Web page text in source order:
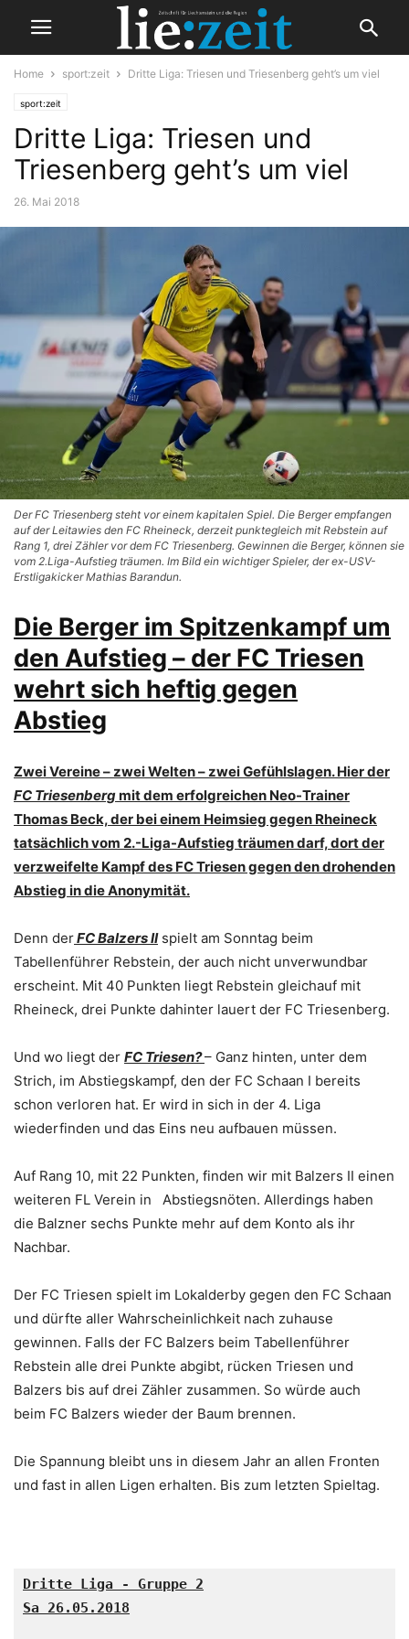
Home sport:zeit Dritte Liga: Triesen und Triesenberg geht’s um viel
sport:zeit
Dritte Liga: Triesen und
Triesenberg geht’s um viel
26. Mai 2018
Der FC Triesenberg steht vor einem kapitalen Spiel. Die Berger empfangen
auf der Leitawies den FC Rheineck, derzeit punktegleich mit Rebstein auf
Rang 1, drei Zähler vor dem FC Triesenberg. Gewinnen die Berger, können sie
vom 2.Liga-Aufstieg träumen. Im Bild ein wichtiger Spieler, der ex-USV-
Erstligakicker Mathias Barandun.
Die Berger im Spitzenkampf um
den Aufstieg – der FC Triesen
wehrt sich heftig gegen
Abstieg
Zwei Vereine – zwei Welten – zwei Gefühlslagen. Hier der
FC Triesenbergmit dem erfolgreichen Neo-Trainer
Thomas Beck, der bei einem Heimsieg gegen Rheineck
tatsächlich vom 2.-Liga-Aufstieg träumen darf, dort der
verzweifelte Kampf des FC Triesen gegen den drohenden
Abstieg in die Anonymität.
Denn derFC Balzers IIspielt am Sonntag beim
Tabellenführer Rebstein, der auch nicht unverwundbar
erscheint. Mit 40 Punkten liegt Rebstein gleichauf mit
Rheineck, drei Punkte dahinter lauert der FC Triesenberg.
Und wo liegt der FC Triesen?– Ganz hinten, unter dem
Strich, im Abstiegskampf, den der FC Schaan I bereits
schon verloren hat. Er wird in sich in der 4. Liga
wiederfinden und das Eins neu aufbauen müssen.
Auf Rang 10, mit 22 Punkten, finden wir mit Balzers II einen
weiteren FL Verein in Abstiegsnöten. Allerdings haben
die Balzner sechs Punkte mehr auf dem Konto als ihr
Nachbar.
Der FC Triesen spielt im Lokalderby gegen den FC Schaan
und dürfte aller Wahrscheinlichkeit nach zuhause
gewinnen. Falls der FC Balzers beim Tabellenführer
Rebstein alle drei Punkte abgibt, rücken Triesen und
Balzers bis auf drei Zähler zusammen. So würde auch
beim FC Balzers wieder der Baum brennen.
Die Spannung bleibt uns in diesem Jahr an allen Fronten
und fast in allen Ligen erhalten. Bis zum letzten Spieltag.
Sa 26.05.2018